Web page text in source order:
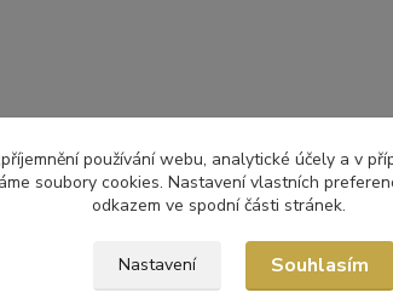
používání webu, analytické účely a v
soubory cookies. Nastavení vlastních
odkazem ve spodní části stránek.
Nastavení Souhlasím